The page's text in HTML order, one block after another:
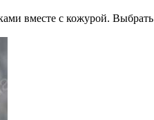
вместе с кожурой.